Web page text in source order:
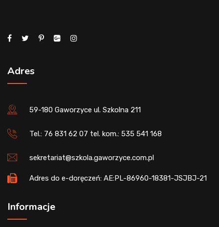
Adres
59-180 Gaworzyce ul. Szkolna 211
Tel.: 76 831 62 07 tel. kom.: 535 541 168
sekretariat@szkola.gaworzyce.com.pl
Adres do e-doręczeń: AE:PL-86960-18381-JSJBJ-21
Informacje